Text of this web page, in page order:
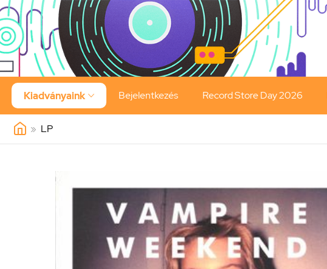
Kiadványaink  Bejelentkezés Record Store Day 2026
» LP